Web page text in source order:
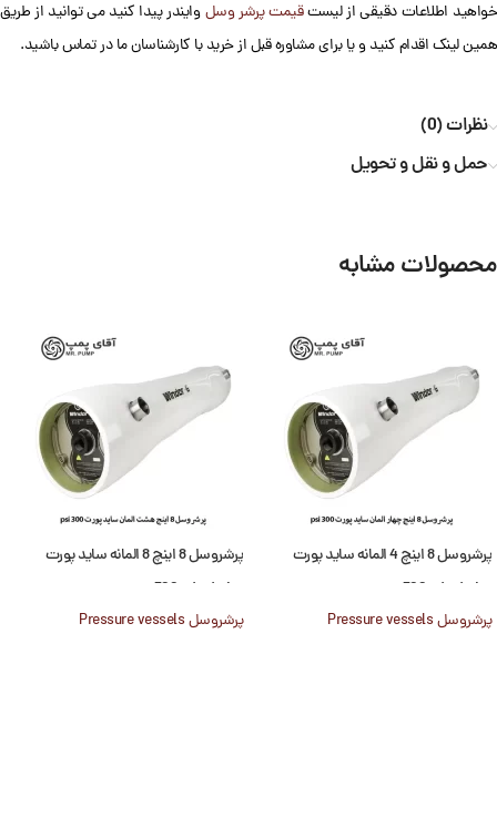
خواهید اطلاعات دقیقی از لیستقیمت پرشر وسلوایندر پیدا کنید می توانید از طریق
همین لینک اقدام کنید و یا برای مشاوره قبل از خرید با کارشناسان ما در تماس باشید.
نظرات (0)
حمل و نقل و تحویل
محصولات مشابه
پرشروسل 8 اینچ 4 المانه ساید پورت
300psi winder
پرشروسل Pressure vessels
پرشروسل 8 اینچ 8 المانه ساید پورت
300psi winder
پرشروسل Pressure vessels